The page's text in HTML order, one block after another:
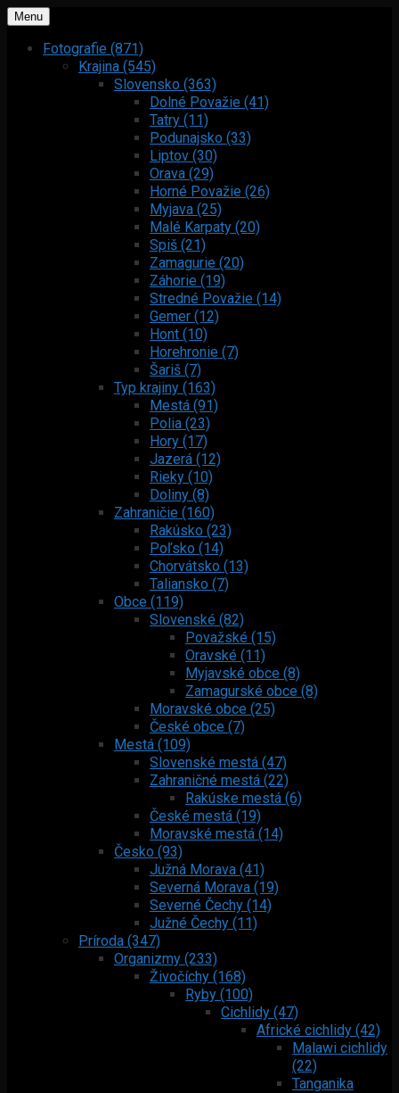
Menu
Fotografie (871)
Krajina (545)
Slovensko (363)
Dolné Považie (41)
Tatry (11)
Podunajsko (33)
Liptov (30)
Orava (29)
Horné Považie (26)
Myjava (25)
Malé Karpaty (20)
Spiš (21)
Zamagurie (20)
Záhorie (19)
Stredné Považie (14)
Gemer (12)
Hont (10)
Horehronie (7)
Šariš (7)
Typ krajiny (163)
Mestá (91)
Polia (23)
Hory (17)
Jazerá (12)
Rieky (10)
Doliny (8)
Zahraničie (160)
Rakúsko (23)
Poľsko (14)
Chorvátsko (13)
Taliansko (7)
Obce (119)
Slovenské (82)
Považské (15)
Oravské (11)
Myjavské obce (8)
Zamagurské obce (8)
Moravské obce (25)
České obce (7)
Mestá (109)
Slovenské mestá (47)
Zahraničné mestá (22)
Rakúske mestá (6)
České mestá (19)
Moravské mestá (14)
Česko (93)
Južná Morava (41)
Severná Morava (19)
Severné Čechy (14)
Južné Čechy (11)
Príroda (347)
Organizmy (233)
Živočíchy (168)
Ryby (100)
Cichlidy (47)
Africké cichlidy (42)
Malawi cichlidy
(22)
Tanganika